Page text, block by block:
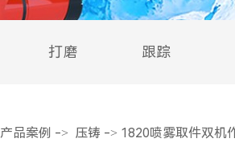
打磨 跟踪
产品案例 -> 压铸 -> 1820喷雾取件双机